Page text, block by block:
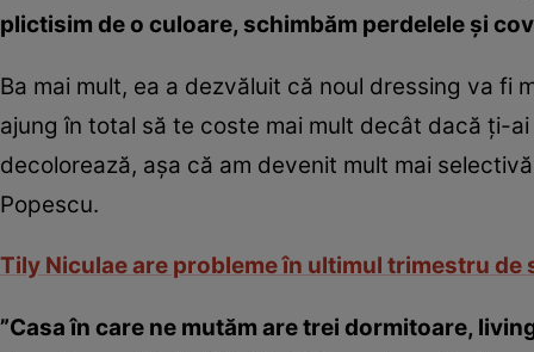
plictisim de o culoare, schimbăm perdelele şi
Ba mai mult, ea a dezvăluit că noul dressing va fi
ajung în total să te coste mai mult decât dacă ţi-
decolorează, aşa că am devenit mult mai
Popescu.
Tily Niculae are probleme în ultimul trimestru de
”Casa în care ne mutăm are trei dormitoare,